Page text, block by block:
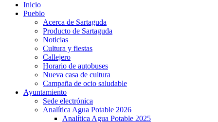
Inicio
Pueblo
Acerca de Sartaguda
Producto de Sartaguda
Noticias
Cultura y fiestas
Callejero
Horario de autobuses
Nueva casa de cultura
Campaña de ocio saludable
Ayuntamiento
Sede electrónica
Analítica Agua Potable 2026
Analítica Agua Potable 2025